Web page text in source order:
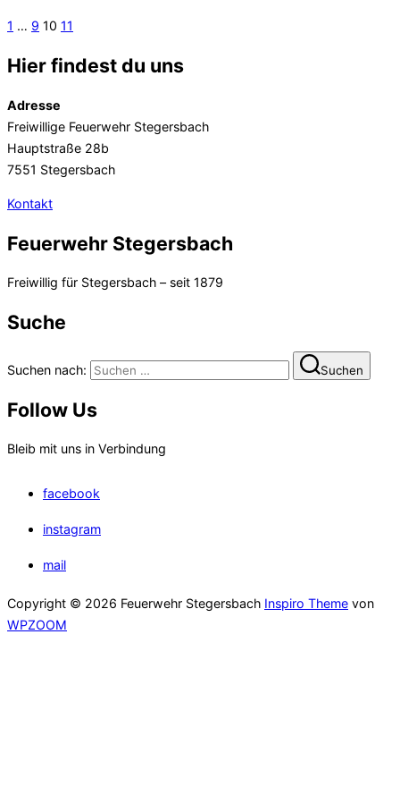
1 … 9 10 11
Hier findest du uns
Adresse
Freiwillige Feuerwehr Stegersbach
Hauptstraße 28b
7551 Stegersbach
Kontakt
Feuerwehr Stegersbach
Freiwillig für Stegersbach – seit 1879
Suche
Suchen nach: Suchen
Follow Us
Bleib mit uns in Verbindung
facebook
instagram
mail
Copyright © 2026 Feuerwehr Stegersbach Inspiro Theme von
WPZOOM